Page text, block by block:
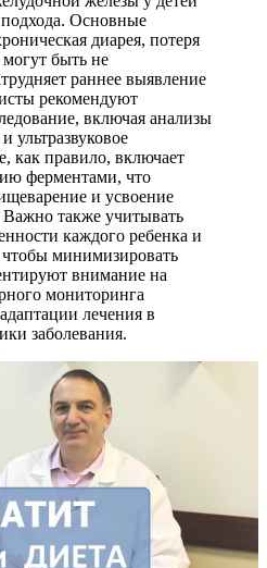
подхода. Основные
диарея, потеря
могут быть не
раннее выявление
рекомендуют
включая анализы
ультразвуковое
как правило, включает
ферментами, что
и усвоение
также учитывать
каждого ребенка и
чтобы минимизировать
внимание на
мониторинга
лечения в
заболевания.